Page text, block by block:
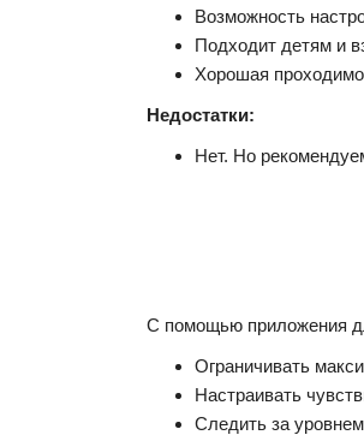
Возможность
Подходит детям и
Хорошая
Недостатки:
Нет. Но
С помощью приложения
Ограничивать
Настраивать
Следить за